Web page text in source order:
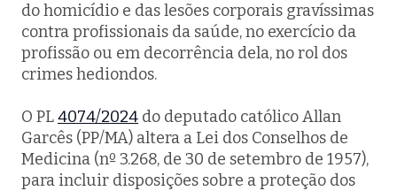
do homicídio e das lesões corporais gravíssimas
contra profissionais da saúde, no exercício da
profissão ou em decorrência dela, no rol dos
crimes hediondos.
O PL4074/2024 do deputado católico Allan
Garcês (PP/MA) altera a Lei dos Conselhos de
Medicina (nº 3.268, de 30 de setembro de 1957),
para incluir disposições sobre a proteção dos